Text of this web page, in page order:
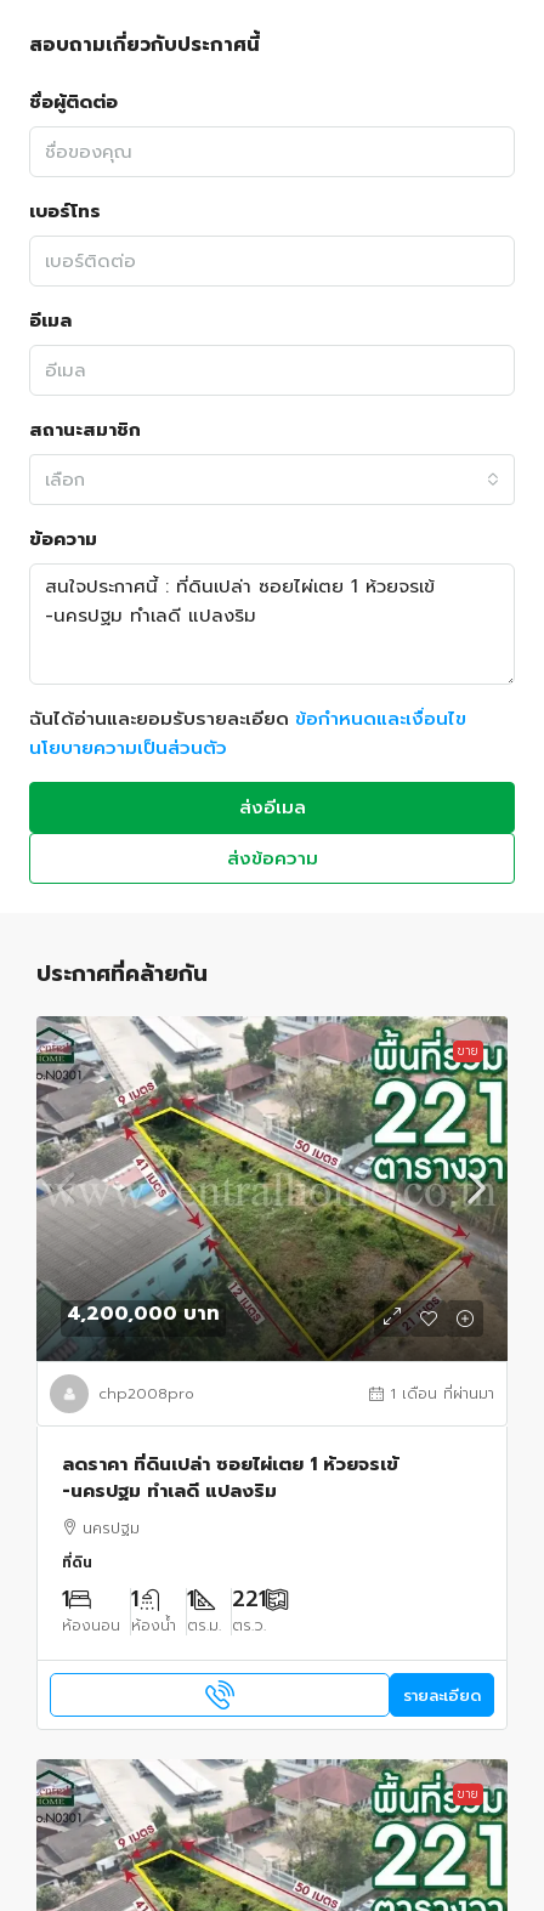
สอบถามเกี่ยวกับประกาศนี้
ชื่อผู้ติดต่อ
เบอร์โทร
อีเมล
สถานะสมาชิก
เลือก
ข้อความ
ฉันได้อ่านและยอมรับรายละเอียด ข้อกำหนดและเงื่อนไข
นโยบายความเป็นส่วนตัว
ส่งอีเมล
ส่งข้อความ
ประกาศที่คล้ายกัน
ขาย
4,200,000 บาท
chp2008pro 1 เดือน ที่ผ่านมา
ลดราคา ที่ดินเปล่า ซอยไผ่เตย 1 ห้วยจรเข้
-นครปฐม ทำเลดี แปลงริม
นครปฐม
ที่ดิน
1
ห้องนอน
1
ห้องน้ำ
1
ตร.ม.
221
ตร.ว.
รายละเอียด
ขาย